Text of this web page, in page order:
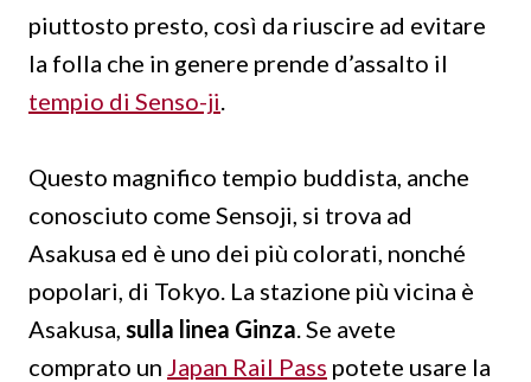
piuttosto presto, così da riuscire ad evitare
la folla che in genere prende d’assalto il
tempio di Senso-ji.
Questo magnifico tempio buddista, anche
conosciuto come Sensoji, si trova ad
Asakusa ed è uno dei più colorati, nonché
popolari, di Tokyo. La stazione più vicina è
Asakusa, sulla linea Ginza. Se avete
comprato un Japan Rail Pass potete usare la